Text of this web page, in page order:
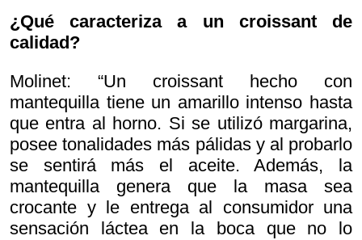
¿Qué caracteriza a un croissant de
calidad?
Molinet: “Un croissant hecho con
mantequilla tiene un amarillo intenso hasta
que entra al horno. Si se utilizó margarina,
posee tonalidades más pálidas y al probarlo
se sentirá más el aceite. Además, la
mantequilla genera que la masa sea
crocante y le entrega al consumidor una
sensación láctea en la boca que no lo